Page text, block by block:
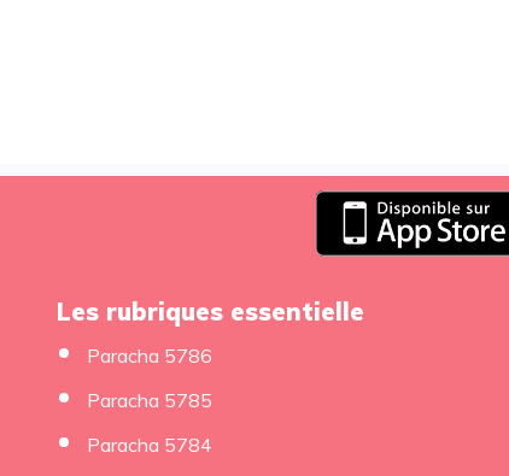
Les rubriques essentielle
Paracha 5786
Paracha 5785
Paracha 5784